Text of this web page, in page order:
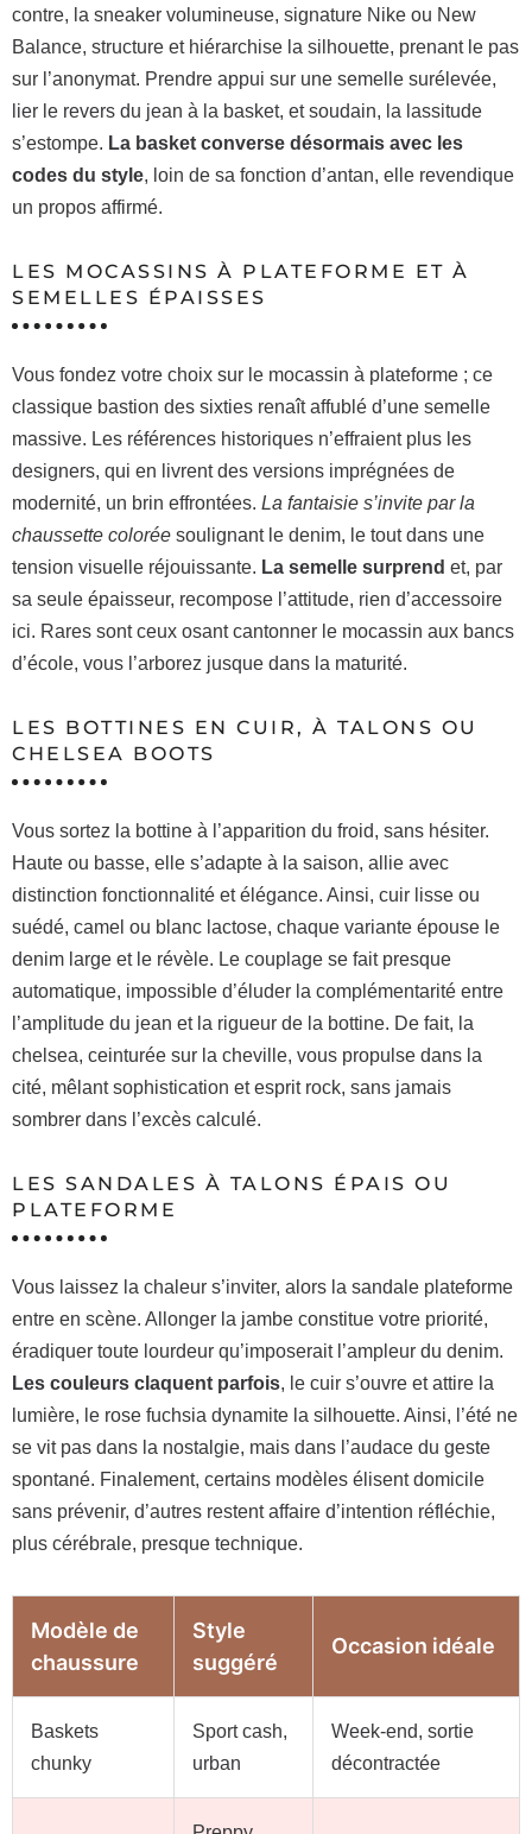
contre, la sneaker volumineuse, signature Nike ou New
Balance, structure et hiérarchise la silhouette, prenant le pas
sur l’anonymat. Prendre appui sur une semelle surélevée,
lier le revers du jean à la basket, et soudain, la lassitude
s’estompe. La basket converse désormais avec les
codes du style, loin de sa fonction d’antan, elle revendique
un propos affirmé.
LES MOCASSINS À PLATEFORME ET À
SEMELLES ÉPAISSES
Vous fondez votre choix sur le mocassin à plateforme ; ce
classique bastion des sixties renaît affublé d’une semelle
massive. Les références historiques n’effraient plus les
designers, qui en livrent des versions imprégnées de
modernité, un brin effrontées. La fantaisie s’invite par la
chaussette colorée soulignant le denim, le tout dans une
tension visuelle réjouissante. La semelle surprend et, par
sa seule épaisseur, recompose l’attitude, rien d’accessoire
ici. Rares sont ceux osant cantonner le mocassin aux bancs
d’école, vous l’arborez jusque dans la maturité.
LES BOTTINES EN CUIR, À TALONS OU
CHELSEA BOOTS
Vous sortez la bottine à l’apparition du froid, sans hésiter.
Haute ou basse, elle s’adapte à la saison, allie avec
distinction fonctionnalité et élégance. Ainsi, cuir lisse ou
suédé, camel ou blanc lactose, chaque variante épouse le
denim large et le révèle. Le couplage se fait presque
automatique, impossible d’éluder la complémentarité entre
l’amplitude du jean et la rigueur de la bottine. De fait, la
chelsea, ceinturée sur la cheville, vous propulse dans la
cité, mêlant sophistication et esprit rock, sans jamais
sombrer dans l’excès calculé.
LES SANDALES À TALONS ÉPAIS OU
PLATEFORME
Vous laissez la chaleur s’inviter, alors la sandale plateforme
entre en scène. Allonger la jambe constitue votre priorité,
éradiquer toute lourdeur qu’imposerait l’ampleur du denim.
Les couleurs claquent parfois, le cuir s’ouvre et attire la
lumière, le rose fuchsia dynamite la silhouette. Ainsi, l’été ne
se vit pas dans la nostalgie, mais dans l’audace du geste
spontané. Finalement, certains modèles élisent domicile
sans prévenir, d’autres restent affaire d’intention réfléchie,
plus cérébrale, presque technique.
Modèle de
chaussure
Style
suggéré
Occasion idéale
Baskets
chunky
Sport cash,
urban
Week-end, sortie
décontractée